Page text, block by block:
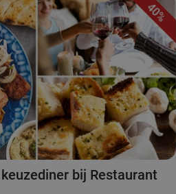
40%
bij Restaurant